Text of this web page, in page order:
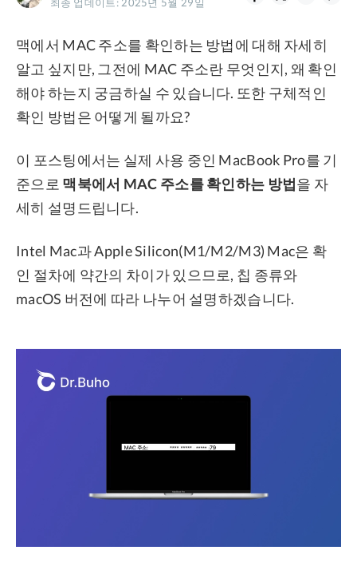
BuhoLaunchpad
소개
지원
프라이버시
환불
맥에서 MAC 주소를 확인하는 방법에 대해 자세히
알고 싶지만, 그전에 MAC 주소란 무엇인지, 왜 확인
해야 하는지 궁금하실 수 있습니다. 또한 구체적인
확인 방법은 어떻게 될까요?
이 포스팅에서는 실제 사용 중인 MacBook Pro를 기
준으로 맥북에서 MAC 주소를 확인하는 방법을 자
세히 설명드립니다.
Intel Mac과 Apple Silicon(M1/M2/M3) Mac은 확
인 절차에 약간의 차이가 있으므로, 칩 종류와
macOS 버전에 따라 나누어 설명하겠습니다.